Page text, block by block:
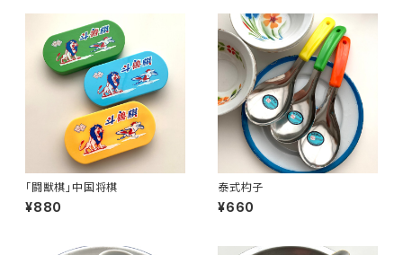
「闘獣棋」中国将棋
¥880
泰式杓子
¥660